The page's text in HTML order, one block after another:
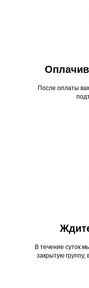
После оплаты
В течение суток
закрытую группу,